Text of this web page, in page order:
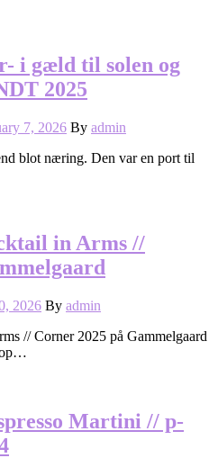
i gæld til solen og
2025
7, 2026 By admin
blot næring. Den var en port til
in Arms //
2026 By admin
// Corner 2025 på Gammelgaard
op…
Martini // p-